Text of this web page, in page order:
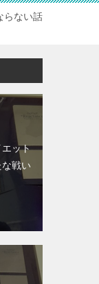
らない話
ット
戦い